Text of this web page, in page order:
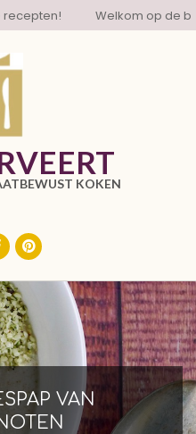
Welkom op de blog
KOKEN
VAN